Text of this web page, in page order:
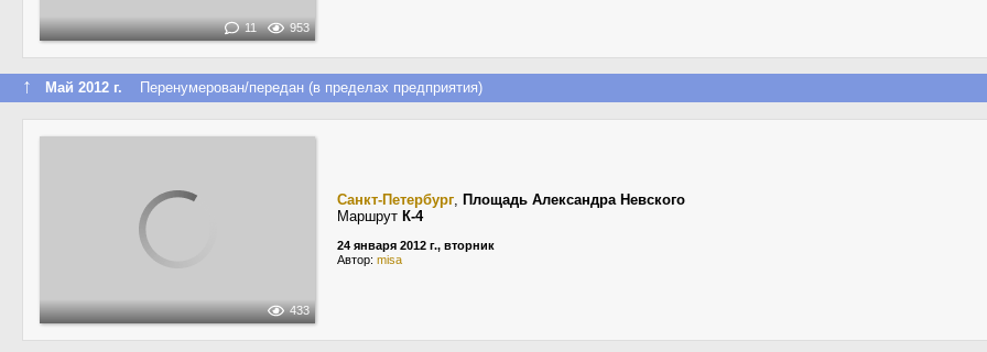
11 953
↑ Май 2012 г. Перенумерован/передан (в пределах предприятия)
433
Санкт-Петербург, Площадь Александра Невского
Маршрут К-4
24 января 2012 г., вторник
Автор: misa